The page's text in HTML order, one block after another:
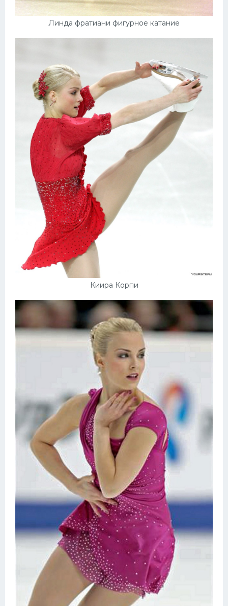
Линда фратиани фигурное катание
Киира Корпи